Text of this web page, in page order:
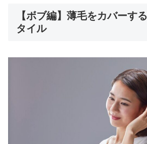
【ボブ編】薄毛をカバーす
タイル